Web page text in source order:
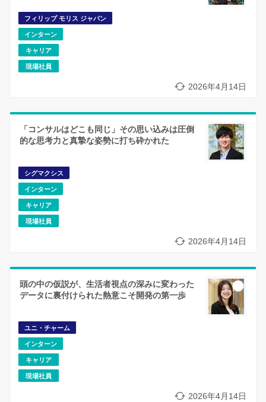
フィリップ モリス ジャパン
インターン
キャリア
現場社員
2026年4月14日
「コンサルはどこも同じ」その思い込みは圧倒
的な思考力と真摯な姿勢に打ち砕かれた
シグマクシス
インターン
キャリア
現場社員
2026年4月14日
頭の中の仮説が、生活者視点の深みに変わった
データに裏付けられた熱意こそ開発の第一歩
ユニ・チャーム
インターン
キャリア
現場社員
2026年4月14日